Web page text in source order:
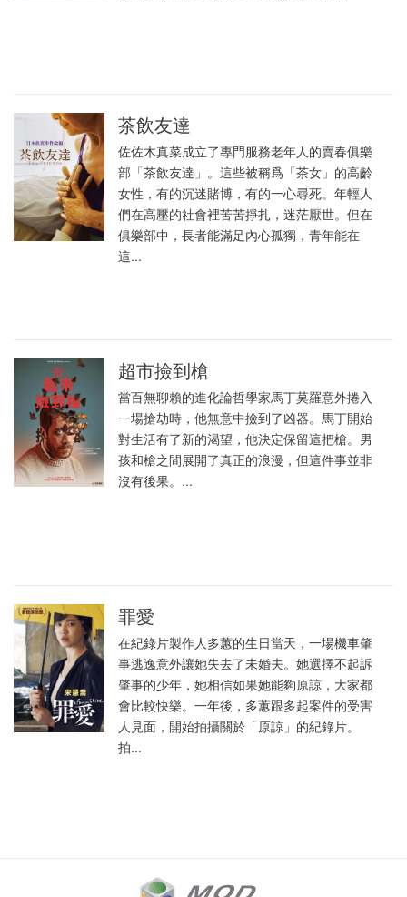
茶飲友達
佐佐木真菜成立了專門服務老年人的賣春俱樂
部「茶飲友達」。這些被稱爲「茶女」的高齡
女性，有的沉迷賭博，有的一心尋死。年輕人
們在高壓的社會裡苦苦掙扎，迷茫厭世。但在
俱樂部中，長者能滿足內心孤獨，青年能在
這...
超市撿到槍
當百無聊賴的進化論哲學家馬丁莫羅意外捲入
一場搶劫時，他無意中撿到了凶器。馬丁開始
對生活有了新的渴望，他決定保留這把槍。男
孩和槍之間展開了真正的浪漫，但這件事並非
沒有後果。...
罪愛
在紀錄片製作人多蕙的生日當天，一場機車肇
事逃逸意外讓她失去了未婚夫。她選擇不起訴
肇事的少年，她相信如果她能夠原諒，大家都
會比較快樂。一年後，多蕙跟多起案件的受害
人見面，開始拍攝關於「原諒」的紀錄片。
拍...